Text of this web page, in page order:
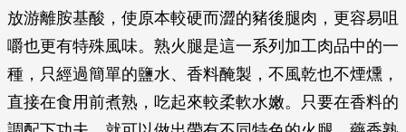
放游離胺基酸，使原本較硬而澀的豬後腿肉，更容易咀
嚼也更有特殊風味。熟火腿是這一系列加工肉品中的一
種，只經過簡單的鹽水、香料醃製，不風乾也不煙燻，
直接在食用前煮熟，吃起來較柔軟水嫩。只要在香料的